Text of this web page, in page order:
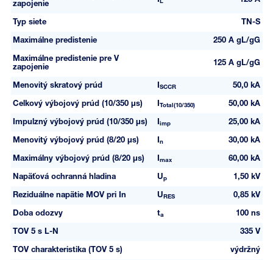
zapojenie
L
Typ siete TN-S
Maximálne predistenie 250 A gL/gG
Maximálne predistenie pre V
zapojenie
125 A gL/gG
Menovitý skratový prúd SCCR 50,0 kA
Celkový výbojový prúd (10/350 µs) Total(10/350) 50,00 kA
Impulzný výbojový prúd (10/350 µs) imp 25,00 kA
Menovitý výbojový prúd (8/20 µs) n 30,00 kA
Maximálny výbojový prúd (8/20 µs) max 60,00 kA
Napäťová ochranná hladina Up 1,50 kV
Reziduálne napätie MOV pri In U RES 0,85 kV
Doba odozvy ta 100 ns
TOV 5 s L-N 335 V
TOV charakteristika (TOV 5 s) výdržný